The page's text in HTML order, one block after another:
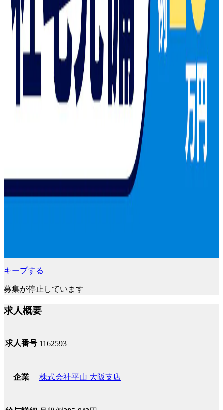
キープする
募集が停止しています
求人概要
求人番号 1162593
企業 株式会社平山 大阪支店